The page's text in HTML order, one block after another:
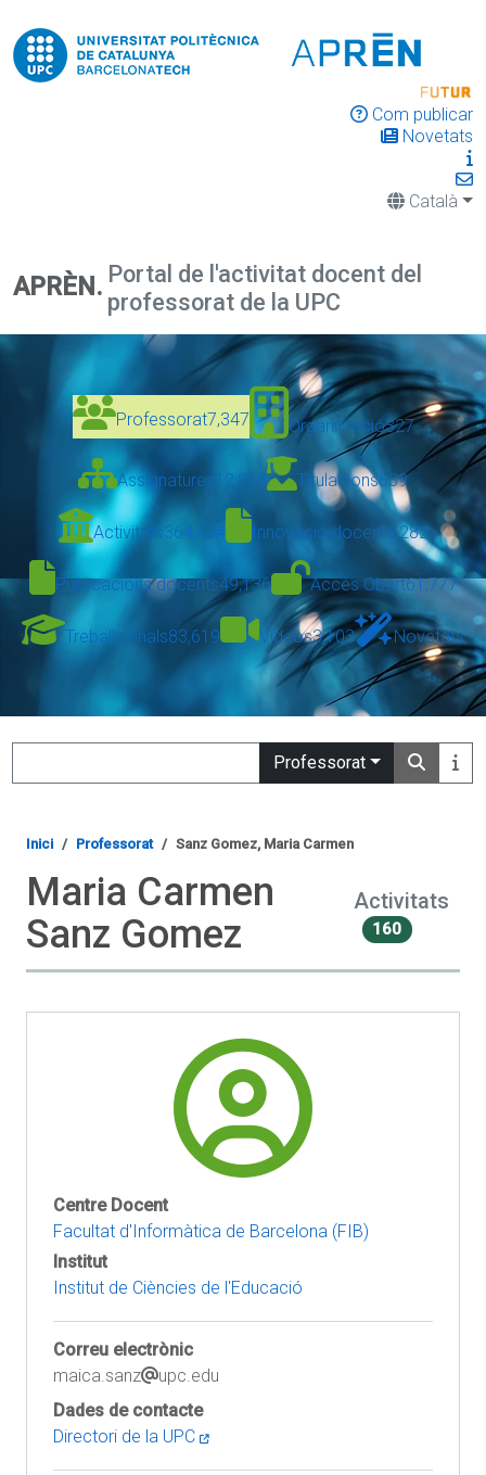
Com publicar
Novetats
Català
APRÈN. Portal de l'activitat docent del
professorat de la UPC
Professorat7,347 Organització327
Assignatures12,328 Titulacions639
Activitats364,434 Innovació docent6,282
Publicacions docents49,136 Accés Obert61,777
Treballs finals83,619 Vídeos3,103 Novetats
Professorat
Inici Professorat Sanz Gomez, Maria Carmen
Maria Carmen
Sanz Gomez
Activitats
160
Centre Docent
Facultat d'Informàtica de Barcelona (FIB)
Institut
Institut de Ciències de l'Educació
Correu electrònic
maica.sanz
upc.edu
Dades de contacte
Directori de la UPC